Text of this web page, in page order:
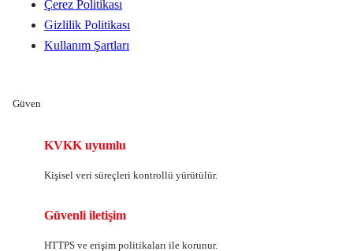
Çerez Politikası
Gizlilik Politikası
Kullanım Şartları
Güven
KVKK uyumlu
Kişisel veri süreçleri kontrollü yürütülür.
Güvenli iletişim
HTTPS ve erişim politikaları ile korunur.